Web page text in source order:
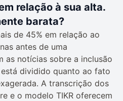
relação à sua alta.
barata?
de 45% em relação ao
antes de uma
as notícias sobre a inclusão
dividido quanto ao fato
A transcrição dos
e o modelo TIKR oferecem